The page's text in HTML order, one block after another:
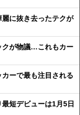
に抜き去ったテクが
が物議…これもカー
ーで最も注目される
短デビューは1月5日